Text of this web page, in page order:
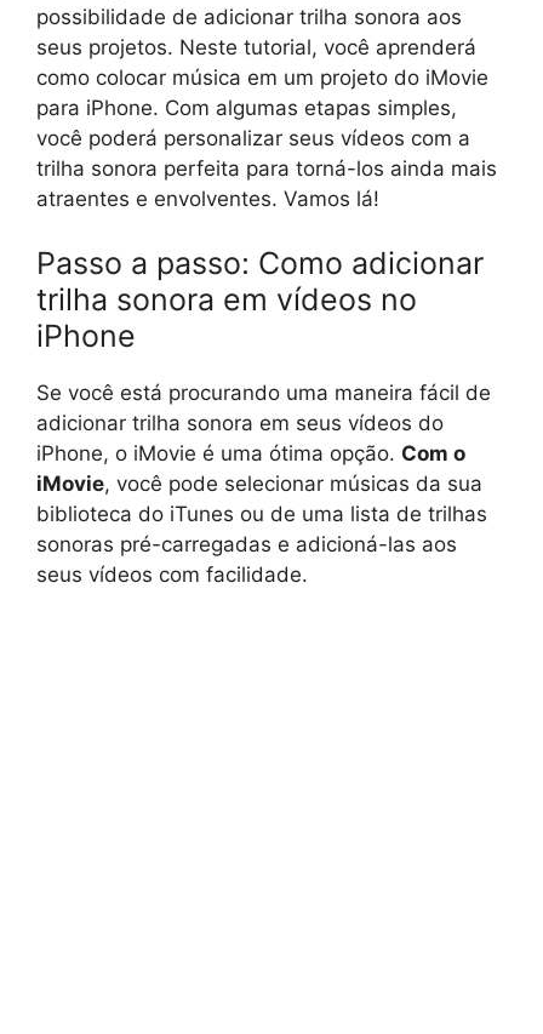
possibilidade de adicionar trilha sonora aos
seus projetos. Neste tutorial, você aprenderá
como colocar música em um projeto do iMovie
para iPhone. Com algumas etapas simples,
você poderá personalizar seus vídeos com a
trilha sonora perfeita para torná-los ainda mais
atraentes e envolventes. Vamos lá!
Passo a passo: Como adicionar
trilha sonora em vídeos no
iPhone
Se você está procurando uma maneira fácil de
adicionar trilha sonora em seus vídeos do
iPhone, o iMovie é uma ótima opção. Com o
iMovie, você pode selecionar músicas da sua
biblioteca do iTunes ou de uma lista de trilhas
sonoras pré-carregadas e adicioná-las aos
seus vídeos com facilidade.